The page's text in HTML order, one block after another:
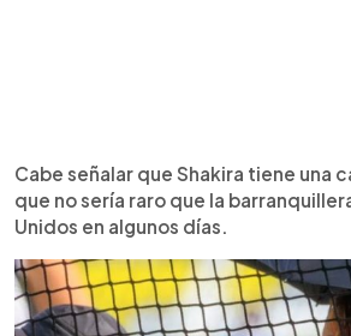
Cabe señalar que Shakira tiene una
que no sería raro que la
Unidos en algunos días.